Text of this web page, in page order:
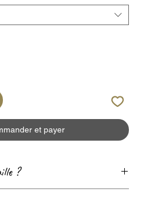
et payer
?